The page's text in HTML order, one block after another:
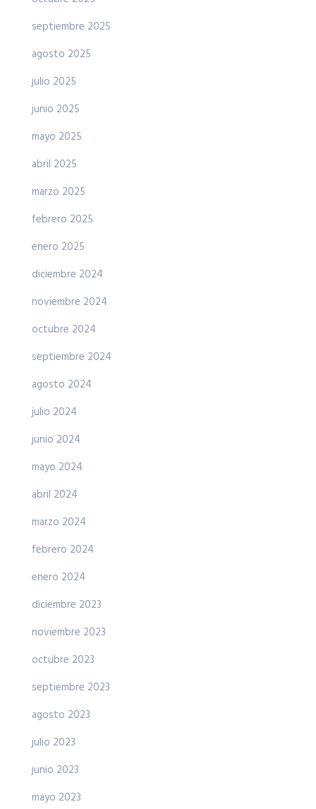
septiembre 2025
agosto 2025
julio 2025
junio 2025
mayo 2025
abril 2025
marzo 2025
febrero 2025
enero 2025
diciembre 2024
noviembre 2024
octubre 2024
septiembre 2024
agosto 2024
julio 2024
junio 2024
mayo 2024
abril 2024
marzo 2024
febrero 2024
enero 2024
diciembre 2023
noviembre 2023
octubre 2023
septiembre 2023
agosto 2023
julio 2023
junio 2023
mayo 2023